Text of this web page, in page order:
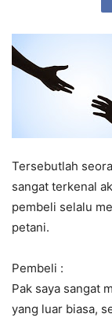
Tersebutlah
sangat terkenal
pembeli selalu
petani.
Pembeli :
Pak saya sangat
yang luar biasa,